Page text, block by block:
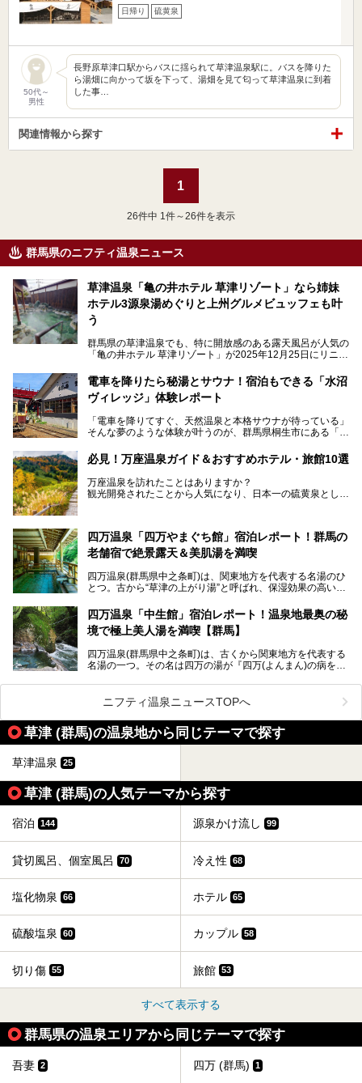
日帰り 硫黄泉
50代～
男性
長野原草津口駅からバスに揺られて草津温泉駅に。バスを降りた
ら湯畑に向かって坂を下って、湯畑を見て匂って草津温泉に到着
した事…
関連情報から探す
1
26件中 1件～26件を表示
群馬県のニフティ温泉ニュース
草津温泉「亀の井ホテル 草津リゾート」なら姉妹
ホテル3源泉湯めぐりと上州グルメビュッフェも叶
う
群馬県の草津温泉でも、特に開放感のある露天風呂が人気の
「亀の井ホテル 草津リゾート」が2025年12月25日にリニュ
ロビーや客室が綺麗になって、上州グルメにこだわったビュ
ッフェも人気！アクセスはシャトルバスで楽々、さらに草津
温泉にある姉妹ホテルの「草津温泉 大東舘」「亀の井ホテ
今回はそんな「亀の井ホテル 草津リゾート」を徹底レポー
───
提供元：アイコニア・ホスピタリティ株式会社【PR】
この記事は亀の井ホテル 草津リゾートのPR記事です。
電車を降りたら秘湯とサウナ！宿泊もできる「水沼
ヴィレッジ」体験レポート
「電車を降りてすぐ、天然温泉と本格サウナが待っている」
そんな夢のような体験が叶うのが、群馬県桐生市にある「駅
日帰り温泉の「水沼の湯」と宿泊もできる「サウナの森」、
２つのエリアがあります。
今回は、その中でも特にユニークな駅直結の「水沼の湯」の
魅力に焦点を当て、温泉好き、サウナー、そして電車旅好き
必見！万座温泉ガイド＆おすすめホテル・旅館10選
万座温泉を訪れたことはありますか？
観光開発されたことから人気になり、日本一の硫黄泉として
も多いかもしれません。
そこで筆者である私が実際に行ってみました！万座温泉の楽
しみ方や周辺の観光地を解説します。
また、日帰り入浴できる温泉から混浴可能な温泉まで、おす
すめの入浴施設もご紹介します！
四万温泉「四万やまぐち館」宿泊レポート！群馬の
老舗宿で絶景露天＆美肌湯を満喫
四万温泉(群馬県中之条町)は、関東地方を代表する名湯のひ
とつ。古から“草津の上がり湯”と呼ばれ、保湿効果の高い美
「四万やまぐち館」は、この地を代表する旅館の一つ。日帰
り入浴も可能ですが、やはり宿泊してじっくり楽しむのがベ
肌湯をはじめ、館内の魅力をたっぷりとご紹介します！
四万温泉「中生館」宿泊レポート！温泉地最奥の秘
境で極上美人湯を満喫【群馬】
四万温泉(群馬県中之条町)は、古くから関東地方を代表する
名湯の一つ。その名は四万の湯が『四万(よんまん)の病を癒
観光客で賑わう人気温泉地です。
「中生館」は四万温泉最奥に位置し、秘境感漂う老舗宿。泉
質の良さ(特に美人湯効果)に定評があり、知る人ぞ知る穴場
的存在です。今回は筆者自ら宿泊し、自慢の温泉をはじめ食
事・客室・共有スペースなど、宿の全貌を徹底紹介します。
ニフティ温泉ニュースTOPへ
草津 (群馬)の温泉地から同じテーマで探す
草津温泉 25
草津 (群馬)の人気テーマから探す
宿泊 144 源泉かけ流し 99
貸切風呂、個室風呂 70 冷え性 68
塩化物泉 66 ホテル 65
硫酸塩泉 60 カップル 58
切り傷 55 旅館 53
すべて表示する
群馬県の温泉エリアから同じテーマで探す
吾妻 2 四万 (群馬) 1